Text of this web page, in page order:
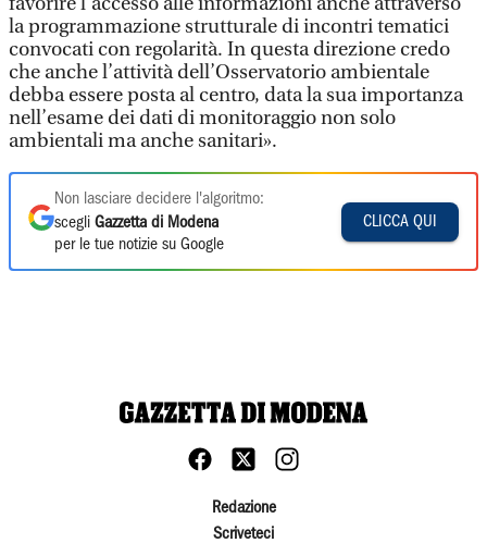
la programmazione strutturale di incontri tematici
convocati con regolarità. In questa direzione credo
che anche l’attività dell’Osservatorio ambientale
debba essere posta al centro, data la sua importanza
nell’esame dei dati di monitoraggio non solo
ambientali ma anche sanitari».
Non lasciare decidere l'algoritmo:
scegli Gazzetta di Modena
per le tue notizie su Google
CLICCA QUI
Redazione
Scriveteci